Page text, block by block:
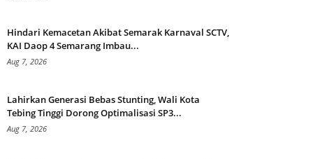
Hindari Kemacetan Akibat Semarak Karnaval SCTV,
KAI Daop 4 Semarang Imbau...
Aug 7, 2026
Lahirkan Generasi Bebas Stunting, Wali Kota
Tebing Tinggi Dorong Optimalisasi SP3...
Aug 7, 2026